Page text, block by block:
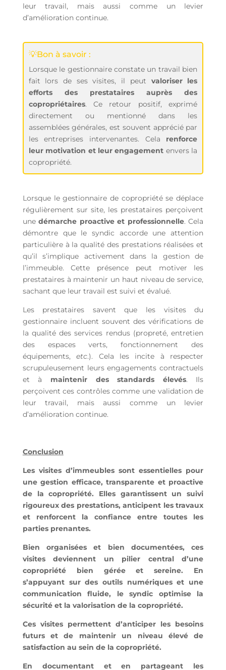
leur travail, mais aussi comme un levier
d’amélioration continue.
💡Bon à savoir :
Lorsque le gestionnaire constate un travail bien
fait lors de ses visites, il peut valoriser les
efforts des prestataires auprès des
copropriétaires. Ce retour positif, exprimé
directement ou mentionné dans les
assemblées générales, est souvent apprécié par
les entreprises intervenantes. Cela renforce
leur motivation et leur engagement envers la
copropriété.
Lorsque le gestionnaire de copropriété se déplace
régulièrement sur site, les prestataires perçoivent
unedémarche proactive et professionnelle. Cela
démontre que le syndic accorde une attention
particulière à la qualité des prestations réalisées et
qu’il s’implique activement dans la gestion de
l’immeuble. Cette présence peut motiver les
prestataires à maintenir un haut niveau de service,
sachant que leur travail est suivi et évalué.
Les prestataires savent que les visites du
gestionnaire incluent souvent des vérifications de
la qualité des services rendus (propreté, entretien
des espaces verts, fonctionnement des
équipements,etc.). Cela les incite à respecter
scrupuleusement leurs engagements contractuels
et à maintenir des standards élevés. Ils
perçoivent ces contrôles comme une validation de
leur travail, mais aussi comme un levier
d’amélioration continue.
Conclusion
Les visites d’immeubles sont essentielles pour
une gestion efficace, transparente et proactive
de la copropriété. Elles garantissent un suivi
rigoureux des prestations, anticipent les travaux
et renforcent la confiance entre toutes les
parties prenantes.
Bien organisées et bien documentées, ces
visites deviennent un pilier central d’une
copropriété bien gérée et sereine. En
s’appuyant sur des outils numériques et une
communication fluide, le syndic optimise la
sécurité et la valorisation de la copropriété.
Ces visites permettent d’anticiper les besoins
futurs et de maintenir un niveau élevé de
satisfaction au sein de la copropriété.
En documentant et en partageant les